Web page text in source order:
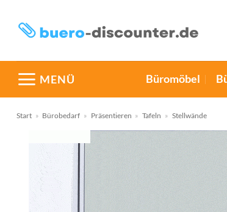
Inhalt
springen
MENÜ Büromöbel
Start » Bürobedarf » Präsentieren » Tafeln » Stellwände